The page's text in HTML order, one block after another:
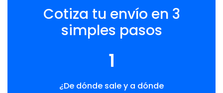
Cotiza tu envío en 3
simples pasos
1
¿De dónde sale y a dónde